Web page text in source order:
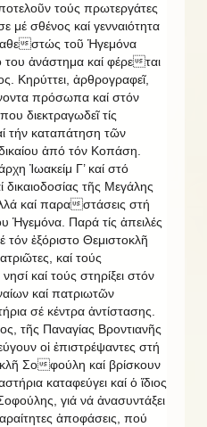
τούς πρωτεργάτες
μέ σθένος καί γενναιότητα
καθεστώς τοῦ Ἡγεμόνα
ἀνάστημα καί φέρεται
Κηρύττει, ἀρθρογραφεῖ,
πρόσωπα καί στόν
διεκτραγωδεῖ τίς
τήν καταπάτηση τῶν
ἀπό τόν Κοπάση.
Ἰωακείμ Γ’ καί στό
τῆς Μεγάλης
καί παραστάσεις στή
Ἡγεμόνα. Παρά τίς ἀπειλές
τόν ἐξόριστο Θεμιστοκλῆ
καί τούς
καί τούς στηρίξει στόν
καί πατριωτῶν
σέ κέντρα ἀντίστασης.
τῆς Παναγίας Βροντιανῆς
οἱ ἐπιστρέψαντες στή
Σοφούλη καί βρίσκουν
καταφεύγει καί ὁ ἴδιος
γιά νά ἀνασυντάξει
ἀποφάσεις, πού